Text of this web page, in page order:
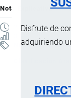
Disfrute de
adquiriendo
navegación
Nota Explicativapor
2 MINUTOS
Notas
50.02